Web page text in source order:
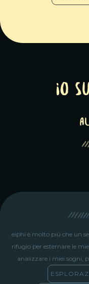
Io
eiphi è molto più che un
rifugio per esternare le
analizzare i miei sogni,